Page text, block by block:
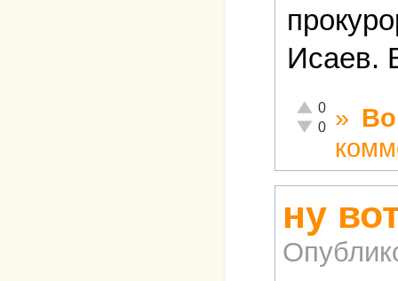
Исаев.
Отлично!
0
Неадекватно!
0 »
ну